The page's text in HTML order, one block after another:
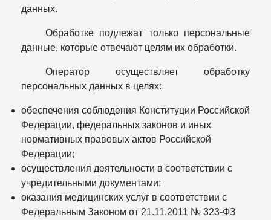
данных.
Обработке подлежат только персональные
данные, которые отвечают целям их обработки.
Оператор осуществляет обработку
персональных данных в целях:
обеспечения соблюдения Конституции Российской
Федерации, федеральных законов и иных
нормативных правовых актов Российской
Федерации;
осуществления деятельности в соответствии с
учредительными документами;
оказания медицинских услуг в соответствии с
Федеральным Законом от 21.11.2011 № 323-ФЗ